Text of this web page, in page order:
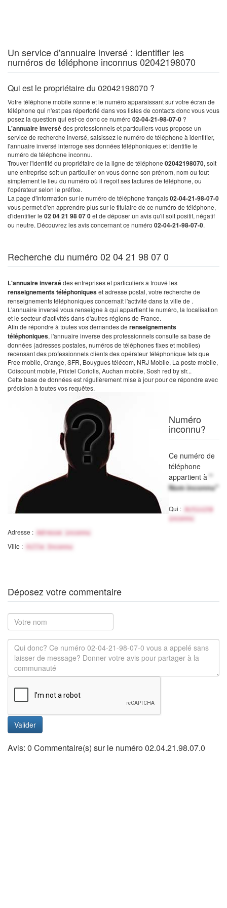
Un service d'annuaire inversé : identifier les
numéros de téléphone inconnus 02042198070
Qui est le propriétaire du 02042198070 ?
Votre téléphone mobile sonne et le numéro apparaissant sur votre écran de
téléphone qui n'est pas répertorié dans vos listes de contacts donc vous vous
posez la question qui est-ce donc ce numéro 02-04-21-98-07-0 ?
L'annuaire inversédes professionnels et particuliers vous propose un
service de recherche inversé, saisissez le numéro de téléphone à identifier,
l'annuaire inversé interroge ses données téléphoniques et identifie le
numéro de téléphone inconnu.
Trouver l'identité du propriétaire de la ligne de téléphone 02042198070, soit
une entreprise soit un particulier on vous donne son prénom, nom ou tout
simplement le lieu du numéro où il reçoit ses factures de téléphone, ou
l'opérateur selon le préfixe.
La page d'information sur le numéro de téléphone français02-04-21-98-07-0
vous permet d'en apprendre plus sur le titulaire de ce numéro de téléphone,
d'identifier le 02 04 21 98 07 0et de déposer un avis qu'il soit positif, négatif
ou neutre. Découvrez les avis concernant ce numéro 02-04-21-98-07-0.
Recherche du numéro 02 04 21 98 07 0
L'annuaire inversédes entreprises et particuliers a trouvé les
renseignements téléphoniqueset adresse postal, votre recherche de
renseignements téléphoniques concernait l'activité dans la ville de .
L'annuaire inversé vous renseigne à qui appartient le numéro, la localisation
et le secteur d'activités dans d'autres régions de France.
Afin de répondre à toutes vos demandes de renseignements
téléphoniques, l'annuaire inverse des professionnels consulte sa base de
données (adresses postales, numéros de téléphones fixes et mobiles)
recensant des professionnels clients des opérateur téléphonique tels que
Free mobile, Orange, SFR, Bouygues télécom, NRJ Mobile, La poste mobile,
Cdiscount mobile, Prixtel Coriolis, Auchan mobile, Sosh red by sfr...
Cette base de données est régulièrement mise à jour pour de répondre avec
précision à toutes vos requêtes.
Numéro
inconnu?
Ce numéro de
téléphone
appartient à "
Nom inconnu"
Qui :
Activité
inconnu
Adresse : Adresse inconnu
Ville : Ville Inconnu
Déposez votre commentaire
Valider
Avis: 0 Commentaire(s) sur le numéro 02.04.21.98.07.0